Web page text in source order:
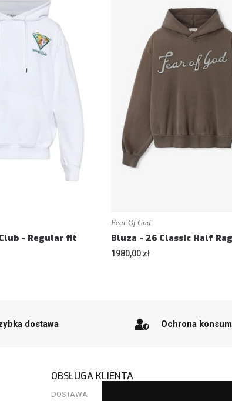
- Regular fit
Fear Of God
1980,00 zł
dostawa Ochrona
OBSŁUGA KLIENTA
DOSTAWA